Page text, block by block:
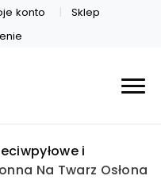
konto
Sklep
i
Na Twarz Osłona